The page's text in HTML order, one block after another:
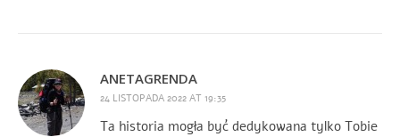
ANETAGRENDA
24 LISTOPADA 2022 AT 19:35
Ta historia mogła być dedykowana tylko Tobie